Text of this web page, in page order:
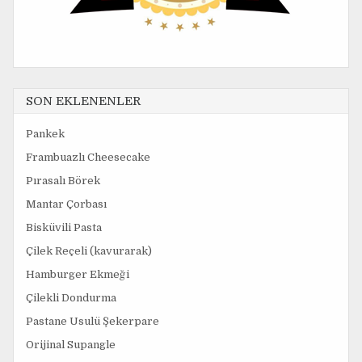
SON EKLENENLER
Pankek
Frambuazlı Cheesecake
Pırasalı Börek
Mantar Çorbası
Bisküvili Pasta
Çilek Reçeli (kavurarak)
Hamburger Ekmeği
Çilekli Dondurma
Pastane Usulü Şekerpare
Orijinal Supangle